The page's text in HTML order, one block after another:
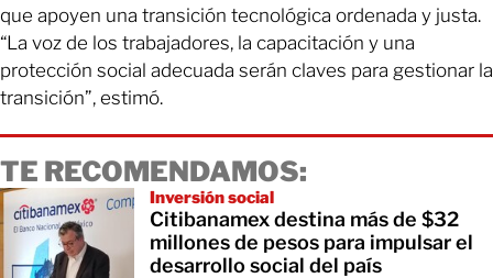
que apoyen una transición tecnológica ordenada y justa.
“La voz de los trabajadores, la capacitación y una
protección social adecuada serán claves para gestionar la
transición”, estimó.
TE RECOMENDAMOS:
Inversión social
Citibanamex destina más de $32
millones de pesos para impulsar el
desarrollo social del país